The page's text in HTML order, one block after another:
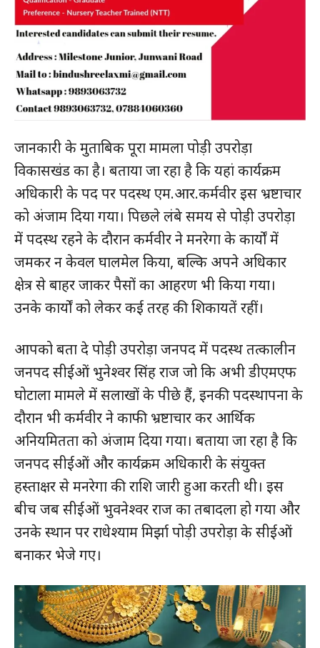
जानकारी के मुताबिक पूरा मामला पोड़ी उपरोड़ा
विकासखंड का है। बताया जा रहा है कि यहां कार्यक्रम
अधिकारी के पद पर पदस्थ एम.आर.कर्मवीर इस भ्रष्टाचार
को अंजाम दिया गया। पिछले लंबे समय से पोड़ी उपरोड़ा
में पदस्थ रहने के दौरान कर्मवीर ने मनरेगा के कार्यों में
जमकर न केवल घालमेल किया, बल्कि अपने अधिकार
क्षेत्र से बाहर जाकर पैसों का आहरण भी किया गया।
उनके कार्यों को लेकर कई तरह की शिकायतें रहीं।
आपको बता दे पोड़ी उपरोड़ा जनपद में पदस्थ तत्कालीन
जनपद सीईओं भुनेश्वर सिंह राज जो कि अभी डीएमएफ
घोटाला मामले में सलाखों के पीछे हैं, इनकी पदस्थापना के
दौरान भी कर्मवीर ने काफी भ्रष्टाचार कर आर्थिक
अनियमितता को अंजाम दिया गया। बताया जा रहा है कि
जनपद सीईओं और कार्यक्रम अधिकारी के संयुक्त
हस्ताक्षर से मनरेगा की राशि जारी हुआ करती थी। इस
बीच जब सीईओं भुवनेश्वर राज का तबादला हो गया और
उनके स्थान पर राधेश्याम मिर्झा पोड़ी उपरोड़ा के सीईओं
बनाकर भेजे गए।